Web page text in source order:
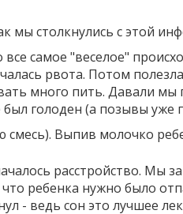
мы столкнулись с этой
все самое "веселое"
рвота. Потом
много пить. Давали мы
был голоден (а позывы
смесь). Выпив молочко
расстройство. Мы
ребенка нужно было
- ведь сон это лучшее